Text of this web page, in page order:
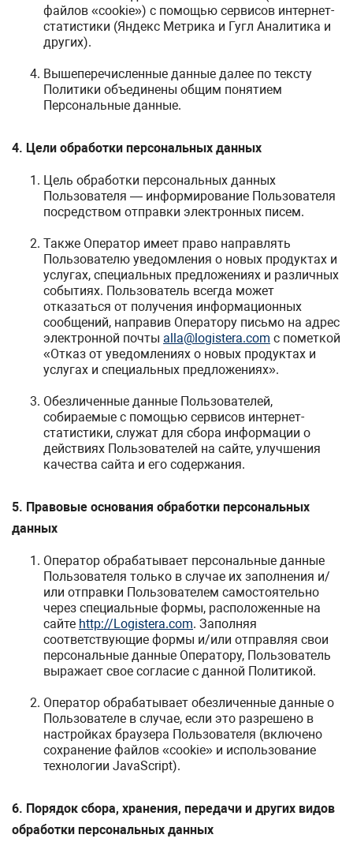
файлов «cookie») с помощью сервисов интернет-
статистики (Яндекс Метрика и Гугл Аналитика и
других).
Вышеперечисленные данные далее по тексту
Политики объединены общим понятием
Персональные данные.
4. Цели обработки персональных данных
Цель обработки персональных данных
Пользователя — информирование Пользователя
посредством отправки электронных писем.
Также Оператор имеет право направлять
Пользователю уведомления о новых продуктах и
услугах, специальных предложениях и различных
событиях. Пользователь всегда может
отказаться от получения информационных
сообщений, направив Оператору письмо на адрес
электронной почты alla@logistera.com с пометкой
«Отказ от уведомлениях о новых продуктах и
услугах и специальных предложениях».
Обезличенные данные Пользователей,
собираемые с помощью сервисов интернет-
статистики, служат для сбора информации о
действиях Пользователей на сайте, улучшения
качества сайта и его содержания.
5. Правовые основания обработки персональных
данных
Оператор обрабатывает персональные данные
Пользователя только в случае их заполнения и/
или отправки Пользователем самостоятельно
через специальные формы, расположенные на
сайте http://Logistera.com. Заполняя
соответствующие формы и/или отправляя свои
персональные данные Оператору, Пользователь
выражает свое согласие с данной Политикой.
Оператор обрабатывает обезличенные данные о
Пользователе в случае, если это разрешено в
настройках браузера Пользователя (включено
сохранение файлов «cookie» и использование
технологии JavaScript).
6. Порядок сбора, хранения, передачи и других видов
обработки персональных данных